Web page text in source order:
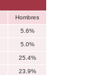
Hombres
5.6%
5.0%
25.4%
23.9%